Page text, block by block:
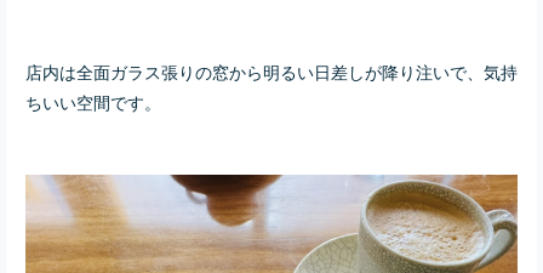
店内は全面ガラス張りの窓から明るい日差しが降り注いで、気持
ちいい空間です。